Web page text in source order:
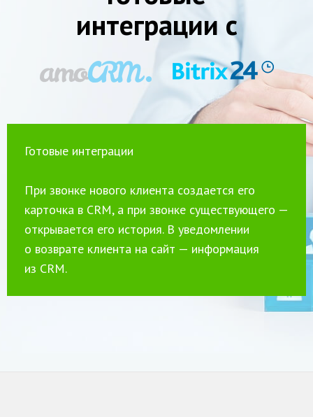
интеграции c
Готовые интеграции
При звонке нового клиента создается его
карточка в CRM, а при звонке существующего —
открывается его история. В уведомлении
о возврате клиента на сайт — информация
из CRM.